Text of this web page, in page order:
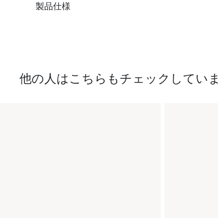
製品仕様
他の人はこちらもチェックしてい